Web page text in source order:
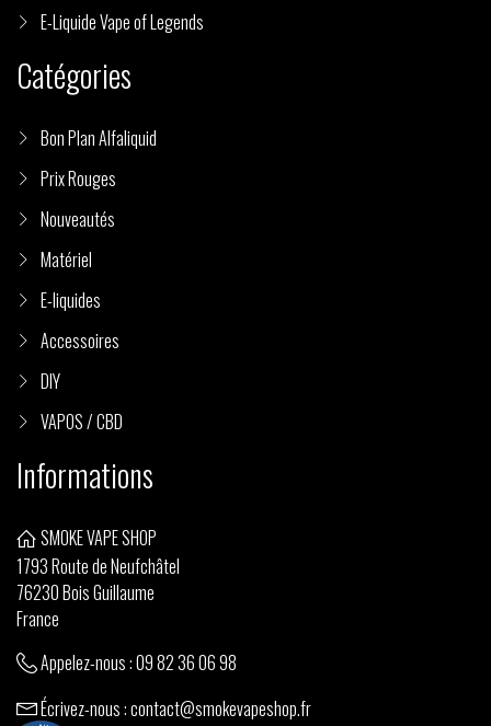
E-Liquide Vape of Legends
Catégories
Bon Plan Alfaliquid
Prix Rouges
Nouveautés
Matériel
E-liquides
Accessoires
DIY
VAPOS / CBD
Informations
SMOKE VAPE SHOP
1793 Route de Neufchâtel
76230 Bois Guillaume
France
Appelez-nous :09 82 36 06 98
Écrivez-nous :contact@smokevapeshop.fr